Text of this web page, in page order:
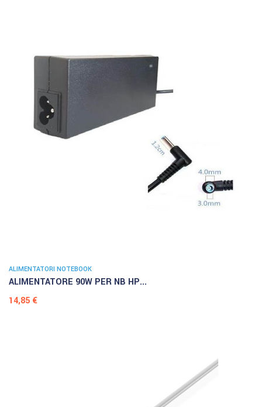
ALIMENTATORI NOTEBOOK
ALIMENTATORE 90W PER NB HP...
Prezzo
14,85 €